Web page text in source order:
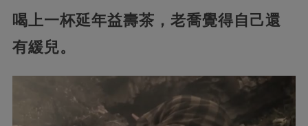
喝上一杯延年益壽茶，老喬覺得自己還
有緩兒。